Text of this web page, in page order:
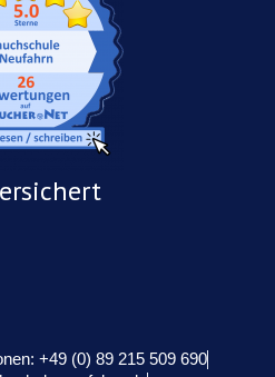
+49 (0) 89 215 509 690